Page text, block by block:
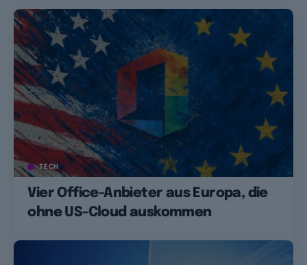
TECH
Vier Office-Anbieter aus Europa, die
ohne US-Cloud auskommen